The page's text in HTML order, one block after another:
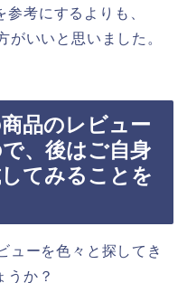
考にするよりも、
がいいと思いました。
品のレビュー
、後はご自身
てみることを
ューを色々と探してき
うか？